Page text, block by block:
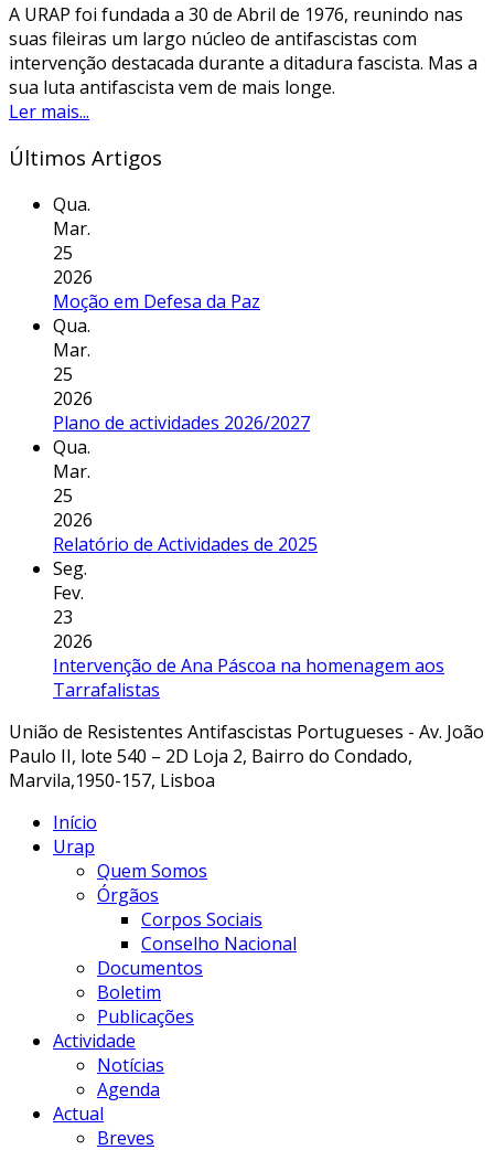
A URAP foi fundada a 30 de Abril de 1976, reunindo nas
suas fileiras um largo núcleo de antifascistas com
intervenção destacada durante a ditadura fascista. Mas a
sua luta antifascista vem de mais longe.
Ler mais...
Últimos Artigos
Qua.
Mar.
25
2026
Moção em Defesa da Paz
Qua.
Mar.
25
2026
Plano de actividades 2026/2027
Qua.
Mar.
25
2026
Relatório de Actividades de 2025
Seg.
Fev.
23
2026
Intervenção de Ana Páscoa na homenagem aos
Tarrafalistas
União de Resistentes Antifascistas Portugueses - Av. João
Paulo II, lote 540 – 2D Loja 2, Bairro do Condado,
Marvila,1950-157, Lisboa
Início
Urap
Quem Somos
Órgãos
Corpos Sociais
Conselho Nacional
Documentos
Boletim
Publicações
Actividade
Notícias
Agenda
Actual
Breves